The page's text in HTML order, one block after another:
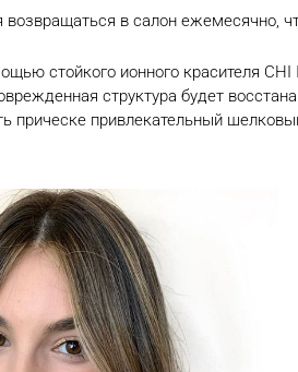
в салон ежемесячно,
стойкого ионного красителя
структура будет
прическе привлекательный